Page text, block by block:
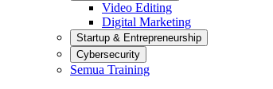
Video Editing
Digital Marketing
Startup & Entrepreneurship
Cybersecurity
Semua Training